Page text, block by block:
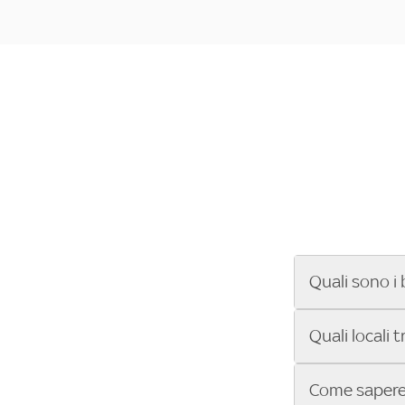
Quali sono i
Se cerchi un
ENILIVE, la
Sky Bar ti
Quali locali
Vuoi sapere
Come